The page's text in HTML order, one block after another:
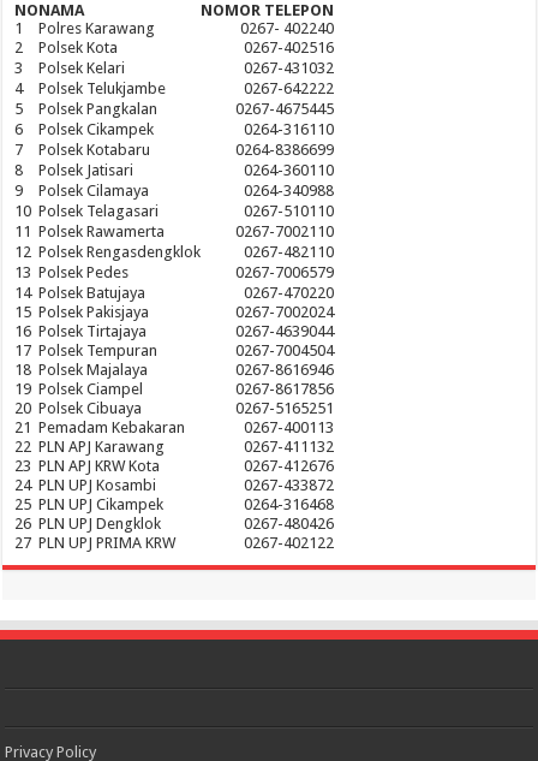
NONAMA
NOMOR TELEPON
1
Polres Karawang
0267- 402240
2
Polsek Kota
0267-402516
3
Polsek Kelari
0267-431032
4
Polsek Telukjambe
0267-642222
5
Polsek Pangkalan
0267-4675445
6
Polsek Cikampek
0264-316110
7
Polsek Kotabaru
0264-8386699
8
Polsek Jatisari
0264-360110
9
Polsek Cilamaya
0264-340988
10 Polsek Telagasari
0267-510110
11 Polsek Rawamerta
0267-7002110
12 Polsek Rengasdengklok
0267-482110
13 Polsek Pedes
0267-7006579
14 Polsek Batujaya
0267-470220
15 Polsek Pakisjaya
0267-7002024
16 Polsek Tirtajaya
0267-4639044
17 Polsek Tempuran
0267-7004504
18 Polsek Majalaya
0267-8616946
19 Polsek Ciampel
0267-8617856
20 Polsek Cibuaya
0267-5165251
21 Pemadam Kebakaran
0267-400113
22 PLN APJ Karawang
0267-411132
23 PLN APJ KRW Kota
0267-412676
24 PLN UPJ Kosambi
0267-433872
25 PLN UPJ Cikampek
0264-316468
26 PLN UPJ Dengklok
0267-480426
27 PLN UPJ PRIMA KRW 0267-402122
Privacy Policy